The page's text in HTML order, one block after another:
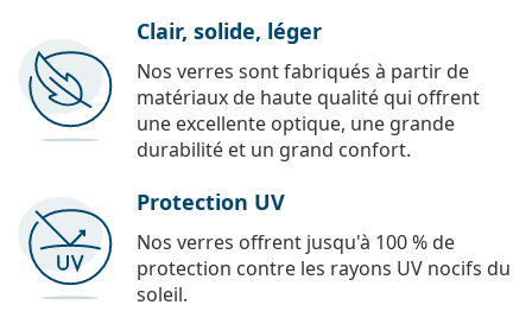
Clair, solide, léger
Nos verres sont fabriqués à partir de
matériaux de haute qualité qui offrent
une excellente optique, une grande
durabilité et un grand confort.
Protection UV
Nos verres offrent jusqu'à 100 % de
protection contre les rayons UV nocifs du
soleil.